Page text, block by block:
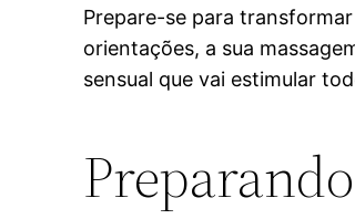
Prepare-se para
orientações, a sua
sensual que vai estimular